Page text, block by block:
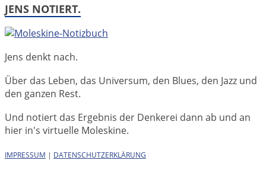
JENS NOTIERT.
Jens denkt nach.
Über das Leben, das Universum, den Blues, den Jazz und
den ganzen Rest.
Und notiert das Ergebnis der Denkerei dann ab und an
hier in's virtuelle Moleskine.
IMPRESSUM | DATENSCHUTZERKLÄRUNG